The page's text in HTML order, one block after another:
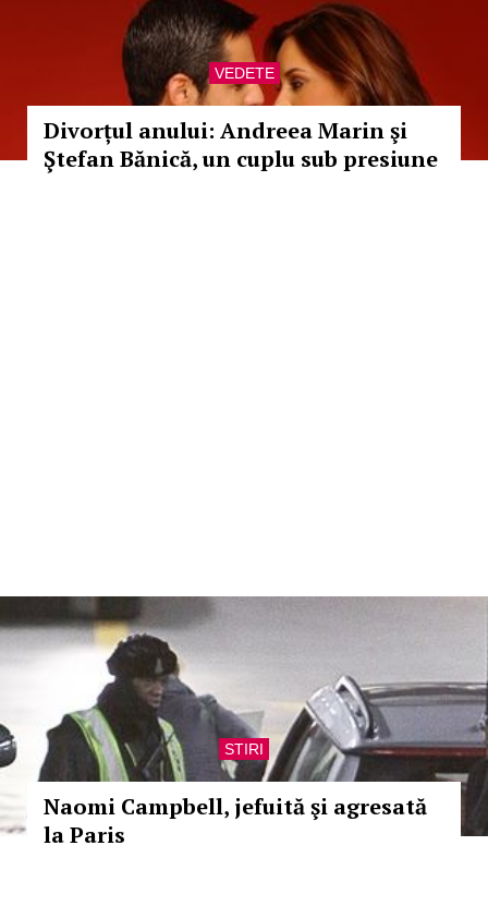
VEDETE
Divorțul anului: Andreea Marin şi
Ştefan Bănică, un cuplu sub presiune
STIRI
Naomi Campbell, jefuită şi agresată
la Paris